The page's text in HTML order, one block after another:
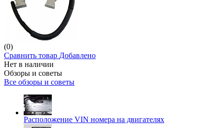
(0)
Сравнить товар Добавлено
Нет в наличии
Обзоры и советы
Все обзоры и советы
Расположение VIN номера на двигателях